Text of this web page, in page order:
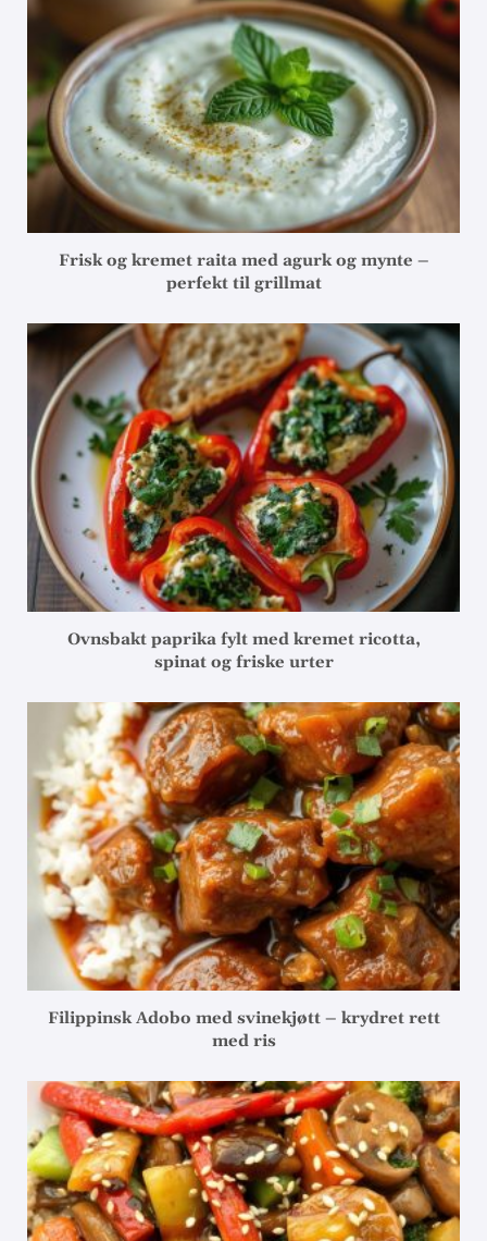
Frisk og kremet raita med agurk og mynte –
perfekt til grillmat
Ovnsbakt paprika fylt med kremet ricotta,
spinat og friske urter
Filippinsk Adobo med svinekjøtt – krydret rett
med ris